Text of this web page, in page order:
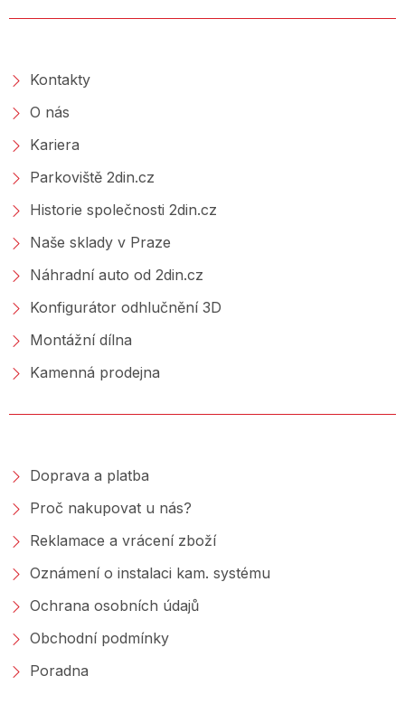
Kontakty
O nás
Kariera
Parkoviště 2din.cz
Historie společnosti 2din.cz
Naše sklady v Praze
Náhradní auto od 2din.cz
Konfigurátor odhlučnění 3D
Montážní dílna
Kamenná prodejna
Doprava a platba
Proč nakupovat u nás?
Reklamace a vrácení zboží
Oznámení o instalaci kam. systému
Ochrana osobních údajů
Obchodní podmínky
Poradna